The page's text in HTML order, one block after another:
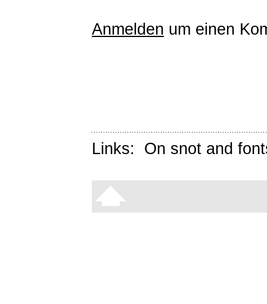
Anmelden um einen
Links: On snot and